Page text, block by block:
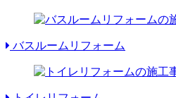
バスルームリフォーム